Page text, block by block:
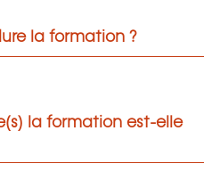
la formation ?
la formation est-elle